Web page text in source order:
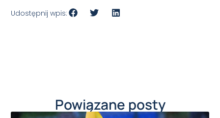
Udostępnij wpis:
Powiązane posty